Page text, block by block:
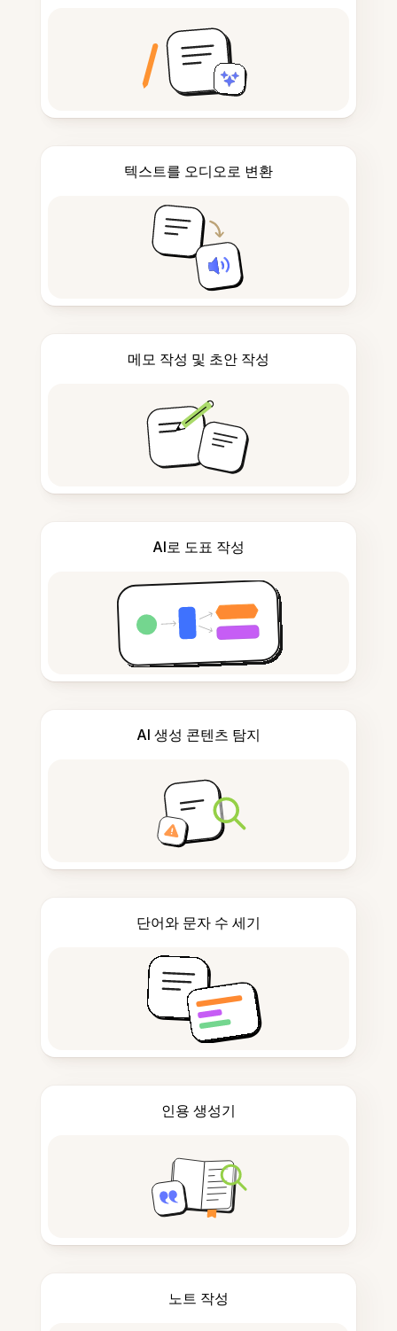
텍스트를 오디오로 변환
메모 작성 및 초안 작성
AI로 도표 작성
AI 생성 콘텐츠 탐지
단어와 문자 수 세기
인용 생성기
노트 작성